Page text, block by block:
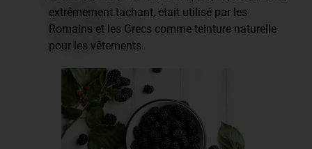
extrêmement tachant, était utilisé par les
Romains et les Grecs comme teinture naturelle
pour les vêtements.